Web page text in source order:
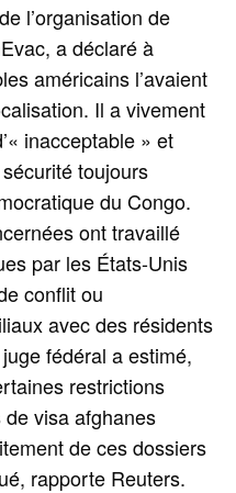
l’organisation de
a déclaré à
américains l’avaient
Il a vivement
inacceptable » et
toujours
du Congo.
ont travaillé
par les États-Unis
conflit ou
avec des résidents
fédéral a estimé,
restrictions
visa afghanes
de ces dossiers
rapporte Reuters.